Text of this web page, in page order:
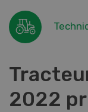
2022